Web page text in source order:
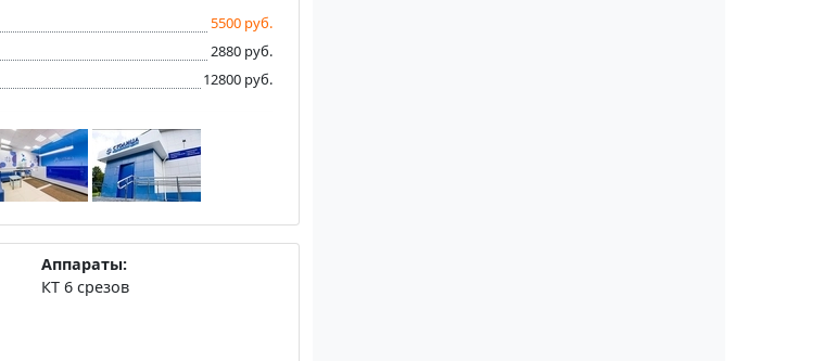
5500 руб.
2880 руб.
12800 руб.
Аппараты:
КТ 6 срезов